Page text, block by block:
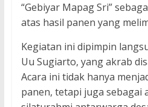
“Gebiyar Mapag Sri”
atas hasil panen yang
Kegiatan ini dipimpin
Uu Sugiarto, yang akrab
Acara ini tidak hanya
panen, tetapi juga sebagai